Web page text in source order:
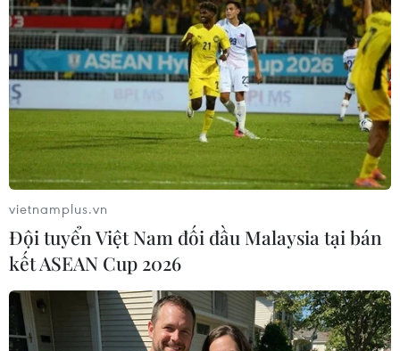
#Toyota Motor #Honda Motor
#sản lượng ôtô
Nhật Bản
Theo dõi VietnamPlus
vietnamplus.vn
Đội tuyển Việt Nam đối đầu Malaysia tại bán
kết ASEAN Cup 2026